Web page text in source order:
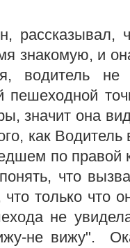
знакомую, и
водитель
значит она
как
по правой
что
только что
не
не вижу".